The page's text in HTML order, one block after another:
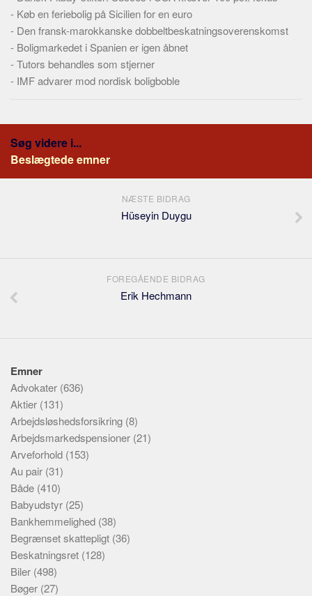
- Køb en feriebolig på Sicilien for en euro
- Den fransk-marokkanske dobbeltbeskatningsoverenskomst
- Boligmarkedet i Spanien er igen åbnet
-Tutors behandles som stjerner
- IMF advarer mod nordisk boligboble
Søg videre i...
Beslægtede emner
NÆSTE BIDRAG
Hüseyin Duygu
FOREGÅENDE BIDRAG
Erik Hechmann
Emner
Advokater (636)
Aktier (131)
Arbejdsløshedsforsikring (8)
Arbejdsmarkedspensioner (21)
Arveforhold (153)
Au pair (31)
Både (410)
Babyudstyr (25)
Bankhemmelighed (38)
Begrænset skattepligt (36)
Beskatningsret (128)
Biler (498)
Bøger (27)